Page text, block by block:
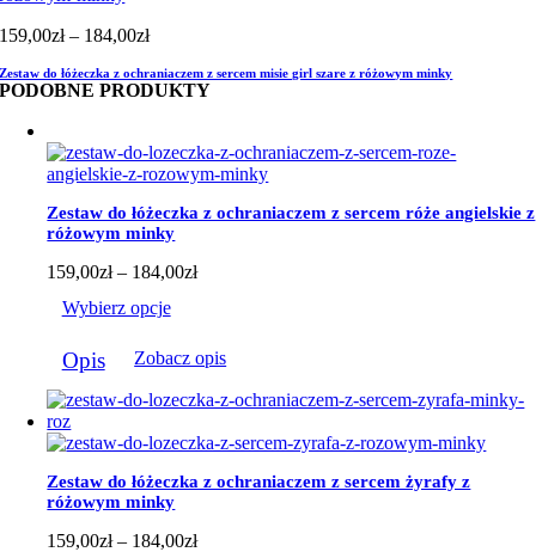
159,00zł – 184,00złZakres
od
159,00zł
184,00zł
Zestaw do łóżeczka z ochraniaczem z sercem misie girl szare z różowym minky
PODOBNE PRODUKTY
Zestaw do łóżeczka z ochraniaczem z sercem róże angielskie z
różowym minky
159,00zł – 184,00złZakres
do
Wybierz opcje
produkt
ma
wiele
wariantów.
Opcje
można
wybrać
na
stronie
Opis Zobacz opis
Zestaw do łóżeczka z ochraniaczem z sercem żyrafy z
różowym minky
159,00zł – 184,00złZakres